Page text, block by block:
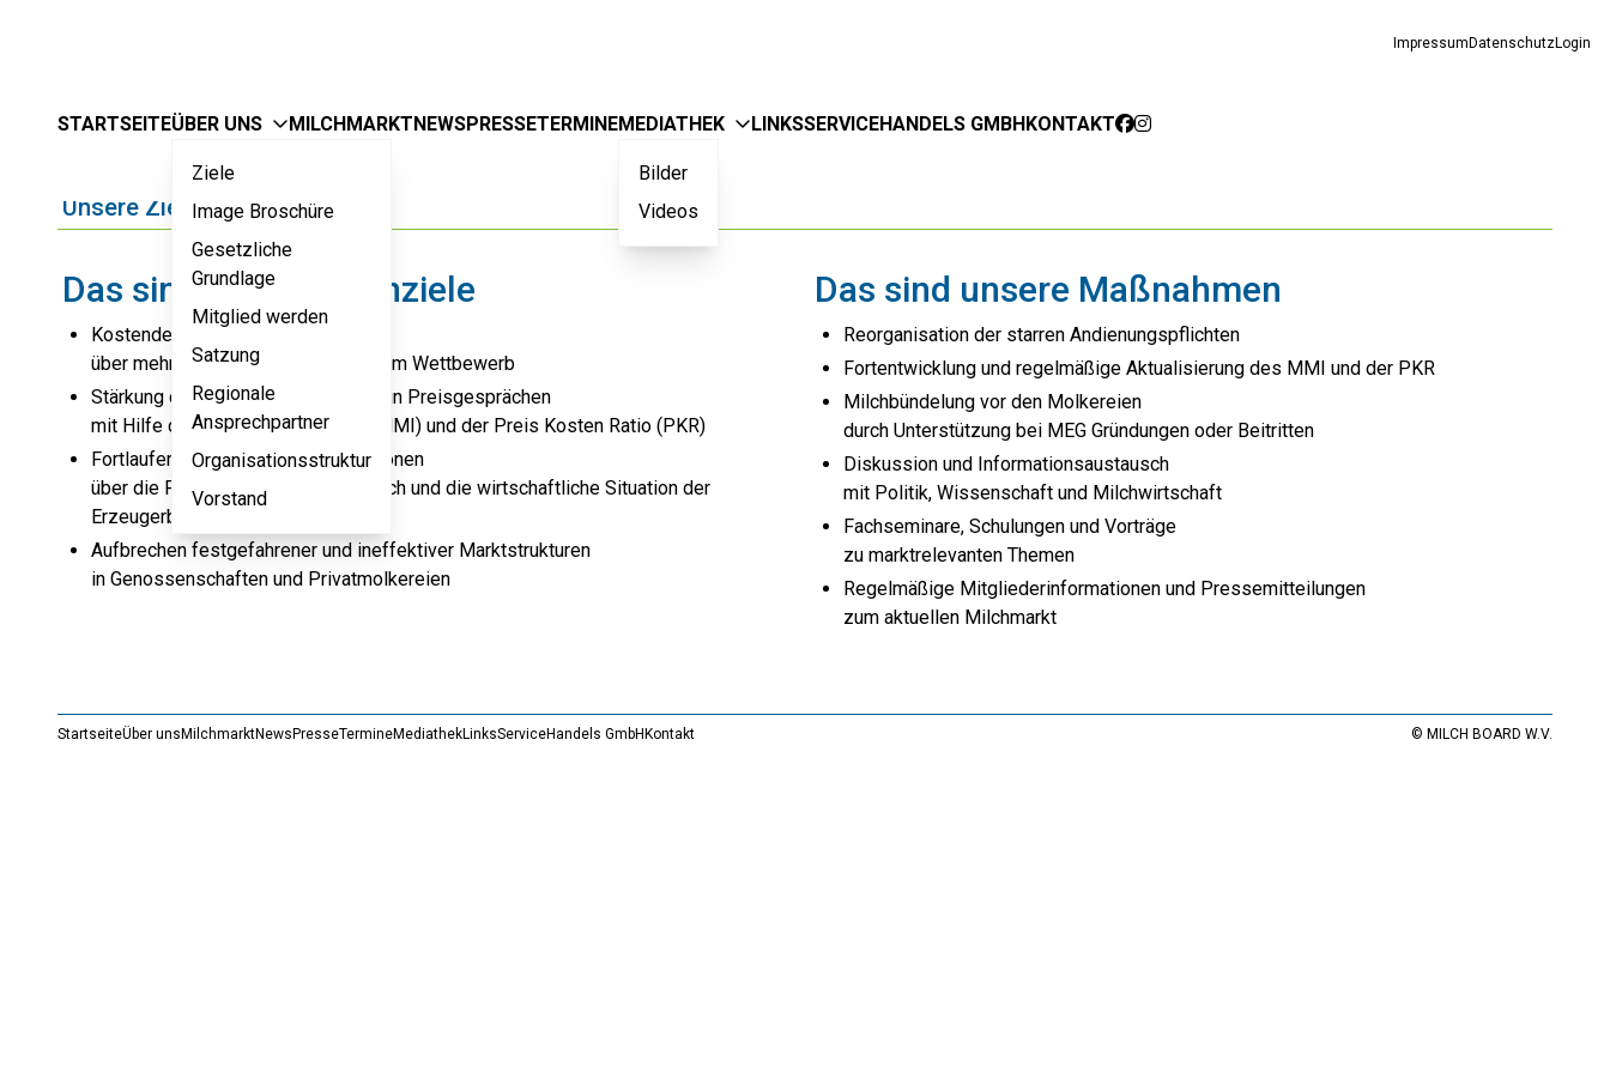
Impressum DatenschutzLogin
STARTSEITEÜBER UNS
Ziele
Image Broschüre
Gesetzliche
Grundlage
Mitglied werden
Satzung
Regionale
Ansprechpartner
Organisationsstruktur
Vorstand
MILCHMARKTNEWSPRESSETERMINEMEDIATHEK
Bilder
Videos
LINKSSERVICEHANDELS GMBHKONTAKT
Unsere Ziele
Das sind unsere Kernziele
Kostendeckende Milchpreise
über mehr Teilnahme der Erzeuger am Wettbewerb
Stärkung der Verhandlungsposition in Preisgesprächen
mit Hilfe des Milch Marker Index (MMI) und der Preis Kosten Ratio (PKR)
Fortlaufende und aktuelle Informationen
über die Produktionskosten der Milch und die wirtschaftliche Situation der
Erzeugerbetriebe
Aufbrechen festgefahrener und ineffektiver Marktstrukturen
in Genossenschaften und Privatmolkereien
Das sind unsere Maßnahmen
Reorganisation der starren Andienungspflichten
Fortentwicklung und regelmäßige Aktualisierung des MMI und der PKR
Milchbündelung vor den Molkereien
durch Unterstützung bei MEG Gründungen oder Beitritten
Diskussion und Informationsaustausch
mit Politik, Wissenschaft und Milchwirtschaft
Fachseminare, Schulungen und Vorträge
zu marktrelevanten Themen
Regelmäßige Mitgliederinformationen und Pressemitteilungen
zum aktuellen Milchmarkt
StartseiteÜber uns MilchmarktNews PresseTermineMediathekLinksServiceHandels GmbH Kontakt © MILCH BOARD W.V.